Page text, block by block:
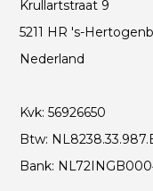
Krullartstraat 9
5211 HR 's-
Nederland
Kvk: 56926650
Btw:
Bank: